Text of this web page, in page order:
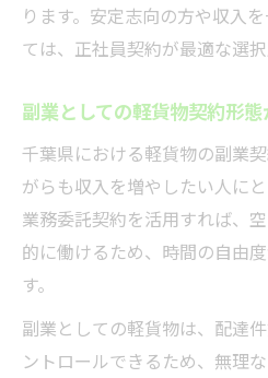
ります。安定志向の方や収入
ては、正社員契約が最適な選択
副業としての軽貨物契約形
千葉県における軽貨物の副業
がらも収入を増やしたい人に
業務委託契約を活用すれば、
的に働けるため、時間の自由
す。
副業としての軽貨物は、配達
ントロールできるため、無理